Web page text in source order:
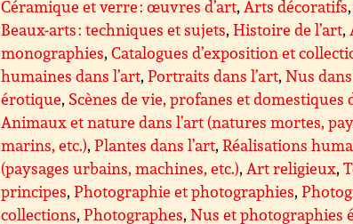
Céramique et verre : œuvres d’art,Arts décoratifs
Beaux-arts : techniques et sujets,Histoire de l’art,
monographies,Catalogues d’exposition et
humaines dans l’art,Portraits dans l’art,Nus
érotique, Scènes de vie, profanes et domestiques
Animaux et nature dans l’art (natures mortes,
marins, etc.),Plantes dans l’art,Réalisations
(paysages urbains, machines, etc.),Art religieux,
principes,Photographie et photographies,
collections,Photographes,Nus et photographies